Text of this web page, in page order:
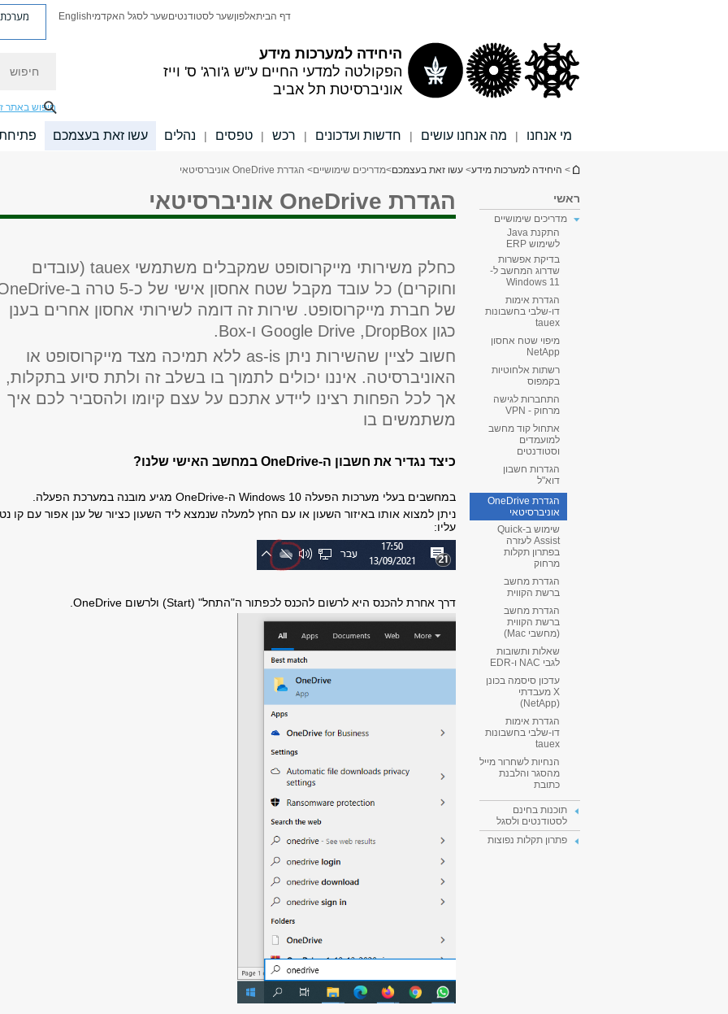
היחידה למערכות מידע
הפקולטה למדעי החיים ע"ש ג'ורג' ס' וייז
אוניברסיטת תל אביב
דף הביתאלפוןשער לסטודנטיםשער לסגל האקדמיEnglish מערכת
חיפוש באתר
מי אנחנו | מה אנחנו עושים | חדשות ועדכונים | רכש | טפסים | נהלים עשו זאת בעצמכם
הינך נמצא כאן
> היחידה למערכות מידע> עשו זאת בעצמכם>מדריכים שימושיים> הגדרת OneDrive אוניברסיטאי
ראשי
מדריכים שימושיים
התקנת Java
לשימוש ERP
בדיקת אפשרות
שדרוג המחשב ל-
Windows 11
הגדרת אימות
דו-שלבי בחשבונות
tauex
מיפוי שטח אחסון
NetApp
רשתות אלחוטיות
בקמפוס
התחברות לגישה
מרחוק - VPN
אתחול קוד מחשב
למועמדים
וסטודנטים
הגדרות חשבון
דוא"ל
הגדרת OneDrive
אוניברסיטאי
שימוש ב-Quick
Assist לעזרה
בפתרון תקלות
מרחוק
הגדרת מחשב
ברשת הקווית
הגדרת מחשב
ברשת הקווית
(מחשבי Mac)
שאלות ותשובות
לגבי NAC ו-EDR
עדכון סיסמה בכונן
X מעבדתי
(NetApp)
הגדרת אימות
דו-שלבי בחשבונות
tauex
הנחיות לשחרור מייל
מהסגר והלבנת
כתובת
תוכנות בחינם
לסטודנטים ולסגל
פתרון תקלות נפוצות
הגדרת OneDrive אוניברסיטאי
כחלק משירותי מייקרוסופט שמקבלים משתמשי tauex (עובדים
וחוקרים) כל עובד מקבל שטח אחסון אישי של כ-5 טרה ב-
של חברת מייקרוסופט. שירות זה דומה לשירותי אחסון אחרים בענן
כגון DropBox
,
Google Drive ו-Box
.
חשוב לציין שהשירות ניתן as-is ללא תמיכה מצד מייקרוסופט או
האוניברסיטה. איננו יכולים לתמוך בו בשלב זה ולתת סיוע בתקלות,
אך לכל הפחות רצינו ליידע אתכם על עצם קיומו ולהסביר לכם איך
משתמשים בו
כיצד נגדיר את חשבון ה-OneDrive במחשב האישי שלנו?
במחשבים בעלי מערכות הפעלה Windows 10 ה-OneDrive מגיע מובנה במערכת הפעלה.
ניתן למצוא אותו באיזור השעון או עם החץ למעלה שנמצא ליד השעון כציור של ענן אפור עם קו
עליו:
דרך אחרת להכנס היא לרשום להכנס לכפתור ה"התחל" (Start) ולרשום OneDrive